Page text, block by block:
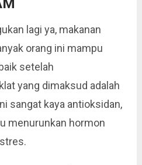
lagi ya, makanan
orang ini mampu
setelah
yang dimaksud adalah
sangat kaya antioksidan,
menurunkan hormon